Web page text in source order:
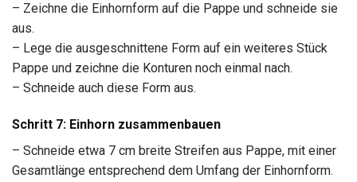
– Zeichne die Einhornform auf die Pappe und schneide sie
aus.
– Lege die ausgeschnittene Form auf ein weiteres Stück
Pappe und zeichne die Konturen noch einmal nach.
– Schneide auch diese Form aus.
Schritt 7: Einhorn zusammenbauen
– Schneide etwa 7 cm breite Streifen aus Pappe, mit einer
Gesamtlänge entsprechend dem Umfang der Einhornform.